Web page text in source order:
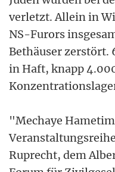
verletzt. Allein in
NS-Furors
Bethäuser zerstört.
in Haft, knapp
"Mechaye
Ruprecht, dem